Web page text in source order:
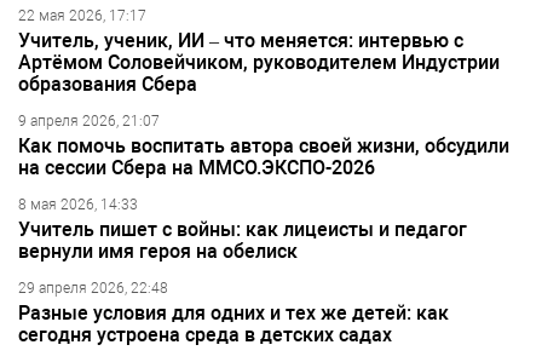
22 мая 2026, 17:17
Учитель, ученик, ИИ – что меняется: интервью с
Артёмом Соловейчиком, руководителем Индустрии
образования Сбера
9 апреля 2026, 21:07
Как помочь воспитать автора своей жизни, обсудили
на сессии Сбера на ММСО.ЭКСПО-2026
8 мая 2026, 14:33
Учитель пишет с войны: как лицеисты и педагог
вернули имя героя на обелиск
29 апреля 2026, 22:48
Разные условия для одних и тех же детей: как
сегодня устроена среда в детских садах